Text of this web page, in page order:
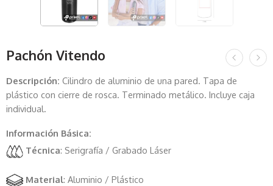
Pachón Vitendo
Descripción: Cilindro de aluminio de una pared. Tapa de
plástico con cierre de rosca. Terminado metálico. Incluye caja
individual.
Información Básica:
Técnica: Serigrafía / Grabado Láser
Material: Aluminio / Plástico